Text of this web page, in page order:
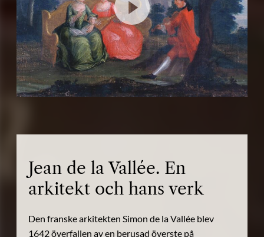
Jean de la Vallée. En
arkitekt och hans verk
Den franske arkitekten Simon de la Vallée blev
1642 överfallen av en berusad överste på